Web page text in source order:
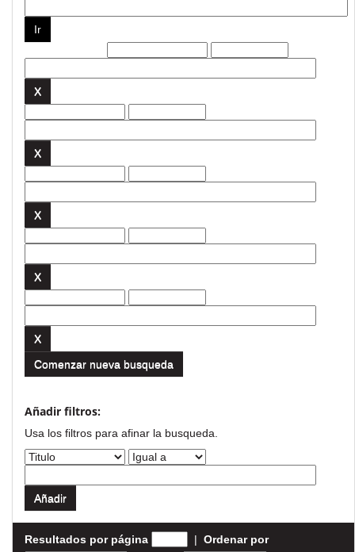
Comenzar nueva busqueda
Añadir filtros:
Usa los filtros para afinar la busqueda.
Resultados por página | Ordenar por